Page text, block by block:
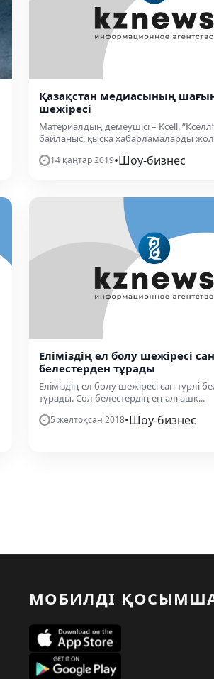
Қазақстан медиасының
шежіресі
Материалдың демеушісі – Kcell.
байланыс, қысқа хабарламаларды
14 қаңтар 2019•Шоу-бизнес
Еліміздің ел болу шежіресі сан
белестерден тұрады
​Еліміздің ел болу шежіресі сан түрлі
тұрады. Сол белестердің ең алғашқ...
5 желтоқсан 2018•Шоу-бизнес
МОБИЛДІ